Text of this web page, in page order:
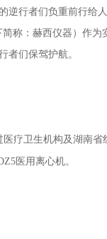
逆行者们负重前行给
简称：赫西仪器 ）作为
者们保驾护航。
疗卫生机构及湖南
医用离心机。